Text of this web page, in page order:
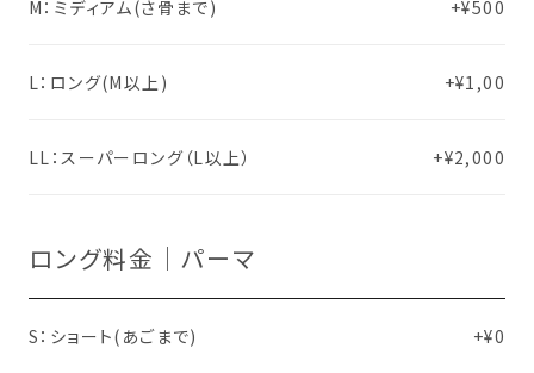
M：ミディアム(さ骨まで) +¥500
L：ロング(M以上) +¥1,00
LL：スーパーロング（L以上） +¥2,000
ロング料金｜パーマ
S：ショート(あごまで) +¥0